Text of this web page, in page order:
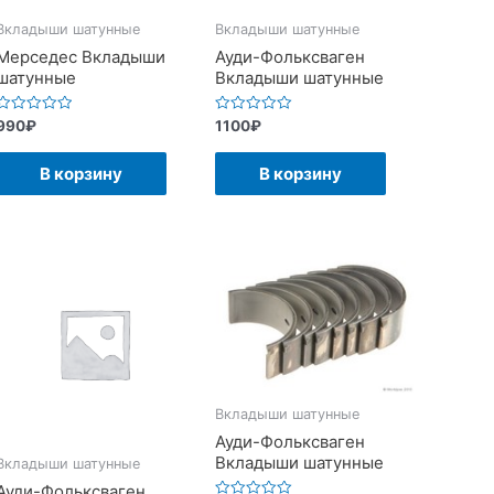
шатунные
Вкладыши
₽
В корзину
Вкладыши шатунные
Ауди-Фольксваген
Вкладыши шатунные
Оценка
из
1100₽
В корзину
шатунные
Вкладыши шатунные
Ауди-Фольксваген
Вкладыши шатунные